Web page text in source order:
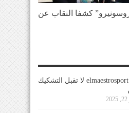
كشفا النقاب عن
مصداقية elmaestrosport لا تقبل التشكيك